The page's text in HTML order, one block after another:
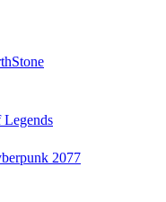
Legends
2077